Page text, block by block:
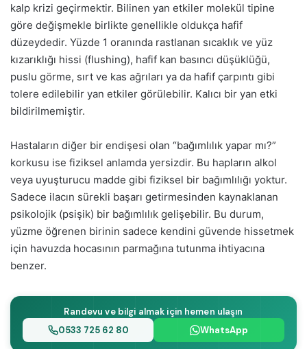
kalp krizi geçirmektir. Bilinen yan etkiler molekül tipine
göre değişmekle birlikte genellikle oldukça hafif
düzeydedir. Yüzde 1 oranında rastlanan sıcaklık ve yüz
kızarıklığı hissi (flushing), hafif kan basıncı düşüklüğü,
puslu görme, sırt ve kas ağrıları ya da hafif çarpıntı gibi
tolere edilebilir yan etkiler görülebilir. Kalıcı bir yan etki
bildirilmemiştir.
Hastaların diğer bir endişesi olan “bağımlılık yapar mı?”
korkusu ise fiziksel anlamda yersizdir. Bu hapların alkol
veya uyuşturucu madde gibi fiziksel bir bağımlılığı yoktur.
Sadece ilacın sürekli başarı getirmesinden kaynaklanan
psikolojik (psişik) bir bağımlılık gelişebilir. Bu durum,
yüzme öğrenen birinin sadece kendini güvende hissetmek
için havuzda hocasının parmağına tutunma ihtiyacına
benzer.
Randevu ve bilgi almak için hemen ulaşın
0533 725 62 80
WhatsApp